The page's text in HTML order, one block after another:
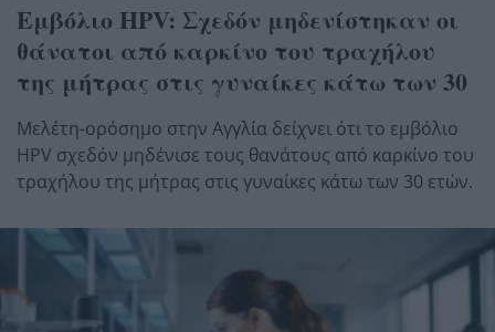
Εμβόλιο HPV: Σχεδόν μηδενίστηκαν οι
θάνατοι από καρκίνο του τραχήλου
της μήτρας στις γυναίκες κάτω των 30
Μελέτη-ορόσημο στην Αγγλία δείχνει ότι το εμβόλιο
HPV σχεδόν μηδένισε τους θανάτους από καρκίνο του
τραχήλου της μήτρας στις γυναίκες κάτω των 30 ετών.